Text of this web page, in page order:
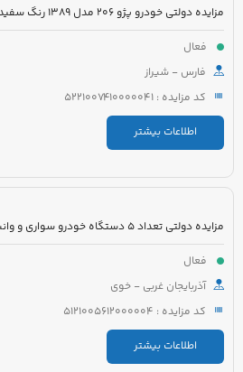
مزایده دولتی خودرو پژو 206 مدل 1389 رنگ سفید
فعال
فارس - شیراز
کد مزایده : 5221007410000041
اطلاعات بیشتر
مزایده دولتی تعداد 5 دستگاه خودرو سواری و وانت
فعال
آذربایجان غربی - خوی
کد مزایده : 5121005612000004
اطلاعات بیشتر